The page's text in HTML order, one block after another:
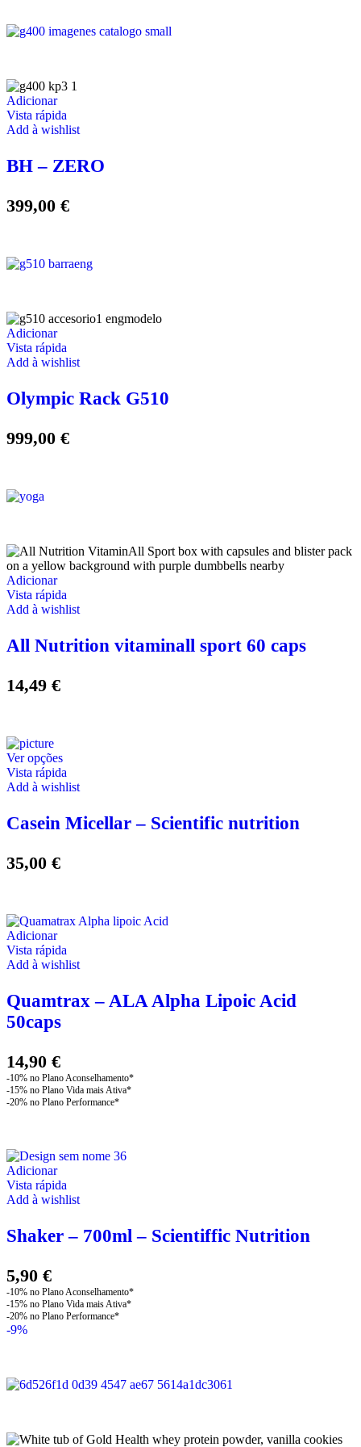
Adicionar
Vista rápida
Add à wishlist
BH – ZERO
399,00 €
Adicionar
Vista rápida
Add à wishlist
Olympic Rack G510
999,00 €
Adicionar
Vista rápida
Add à wishlist
All Nutrition vitaminall sport 60 caps
14,49 €
Ver opçõesThis
product
has
variants.
The
the
product
page
Vista rápida
Add à wishlist
Casein Micellar – Scientific nutrition
35,00 €
Adicionar
Vista rápida
Add à wishlist
Quamtrax – ALA Alpha Lipoic Acid
50caps
14,90 €
Adicionar
Vista rápida
Add à wishlist
Shaker – 700ml – Scientiffic Nutrition
5,90 €
-9%